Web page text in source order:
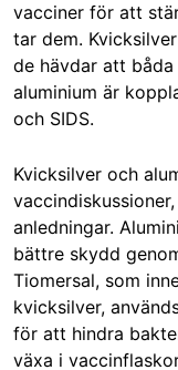
vacciner för att
tar dem.
de hävdar att
aluminium är
och SIDS.
Kvicksilver och
anledningar.
bättre skydd
Tiomersal, som
kvicksilver,
för att hindra
växa i